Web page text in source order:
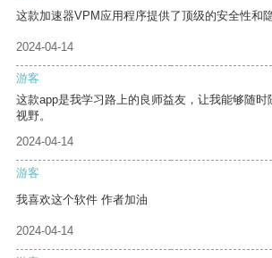
这款加速器VPM应用程序提供了顶级的安全性和隐
2024-04-14
游客
这款app是我学习路上的良师益友，让我能够随
视野。
2024-04-14
游客
我喜欢这个软件 作者加油
2024-04-14